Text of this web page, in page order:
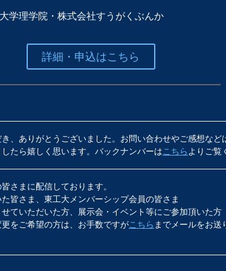
学理学院・株式会社すうがくぶんか
詳細・申込はこちら
、ありがとうございました。お問い合わせやご感想など
たら嬉しく思います。バックナンバーはこちら よりご覧
さまに配信しております。
た皆さま、東工大メンバーシップ会員の皆さま
せていただいた方、展示会・イベント等にご参加頂いた方
をご希望の方は、お手数ですがこちら までメールをお送